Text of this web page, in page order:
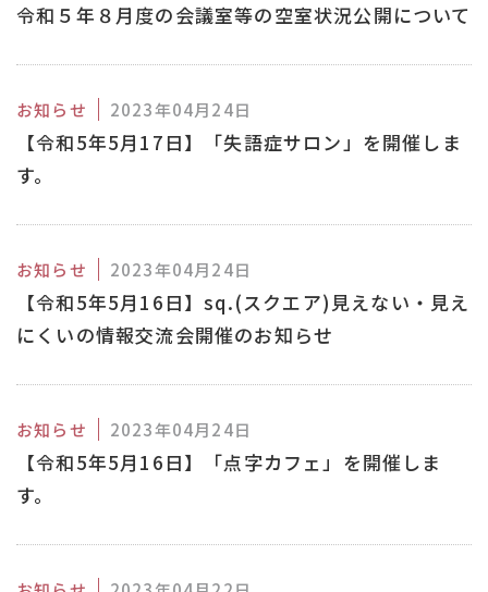
令和５年８月度の会議室等の空室状況公開について
お知らせ 2023年04月24日
【令和5年5月17日】「失語症サロン」を開催しま
す。
お知らせ 2023年04月24日
【令和5年5月16日】sq.(スクエア)見えない・見え
にくいの情報交流会開催のお知らせ
お知らせ 2023年04月24日
【令和5年5月16日】「点字カフェ」を開催しま
す。